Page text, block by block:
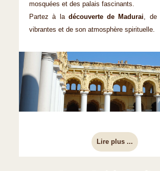
mosquées et des palais fascinants.
Partez à la découverte de Madurai, de
vibrantes et de son atmosphère spirituelle.
Lire plus ...